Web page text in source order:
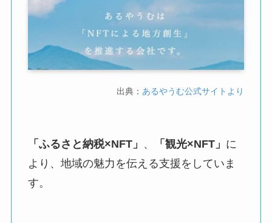
出典： あるやうむ公式サイトより
「ふるさと納税×NFT」 、 「観光×NFT」 に
より、地域の魅力を伝える支援をしていま
す。